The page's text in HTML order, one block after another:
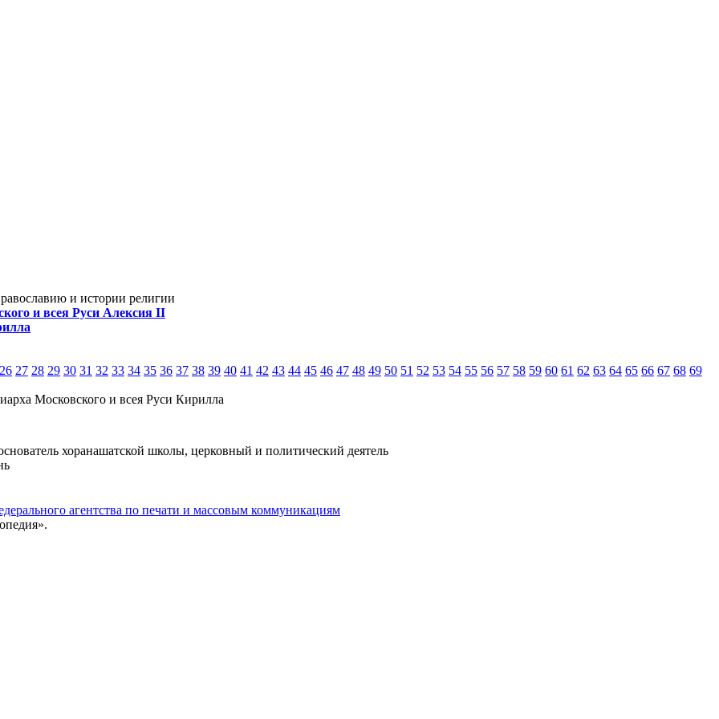
и истории религии
и всея Руси Алексия II
26 27 28 29 30 31 32 33 34 35 36 37 38 39 40 41 42 43 44 45 46 47 48 49 50 51 52 53 54 55 56 57 58 59 60 61 62 63 64 65 66 67 68 69
Московского и всея Руси Кирилла
хоранашатской школы, церковный и политический деятель
агентства по печати и массовым коммуникациям